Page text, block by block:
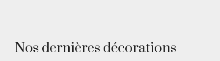
Nos dernières décorations